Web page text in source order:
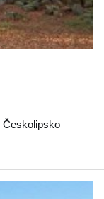
Českolipsko